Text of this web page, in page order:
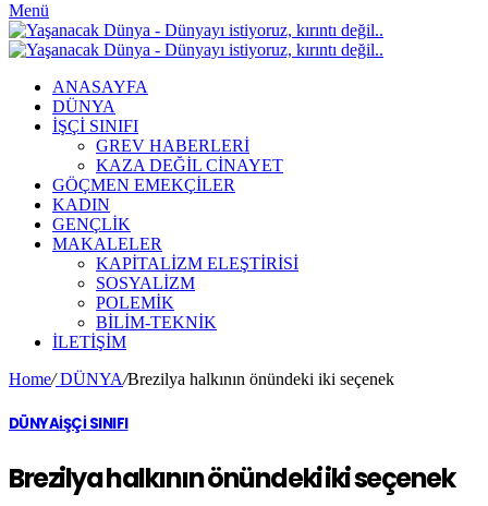
Menü
ANASAYFA
DÜNYA
İŞÇİ SINIFI
GREV HABERLERİ
KAZA DEĞİL CİNAYET
GÖÇMEN EMEKÇİLER
KADIN
GENÇLİK
MAKALELER
KAPİTALİZM ELEŞTİRİSİ
SOSYALİZM
POLEMİK
BİLİM-TEKNİK
ILETIŞIM
Home/DÜNYA/Brezilya halkının önündeki iki seçenek
DÜNYAİŞÇİ SINIFI
Brezilya halkının önündeki iki seçenek